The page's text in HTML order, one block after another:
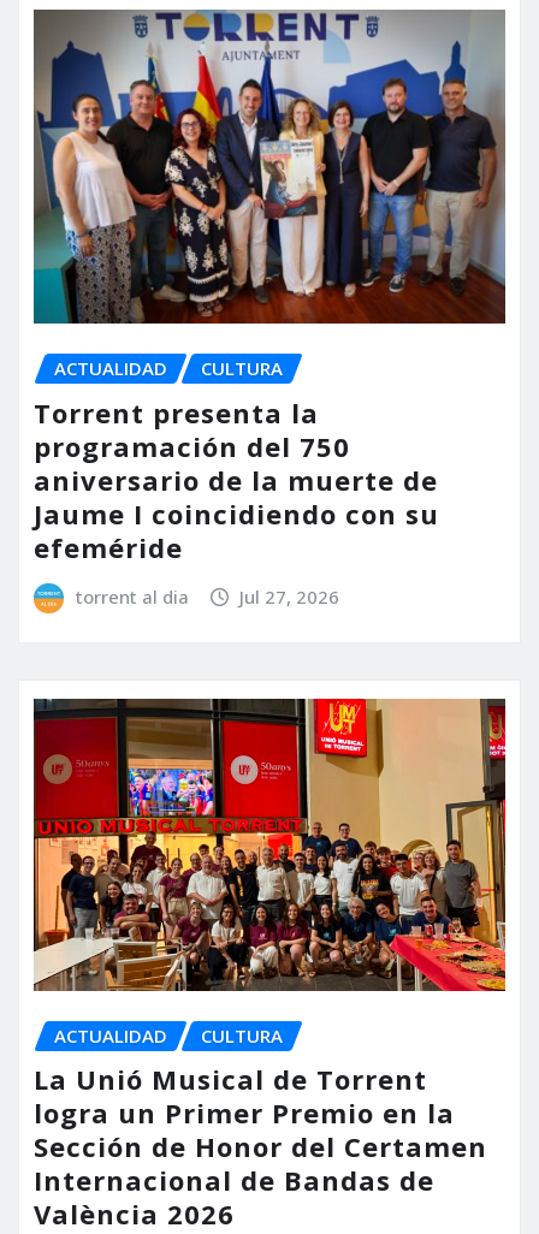
ACTUALIDAD CULTURA
Torrent presenta la
programación del 750
aniversario de la muerte de
Jaume I coincidiendo con su
efeméride
torrent al dia Jul 27, 2026
ACTUALIDAD CULTURA
La Unió Musical de Torrent
logra un Primer Premio en la
Sección de Honor del Certamen
Internacional de Bandas de
València 2026